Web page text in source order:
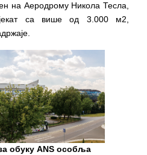
на Аеродрому Никола Тесла,
са више од 3.000 м2,
обуку ANS особља